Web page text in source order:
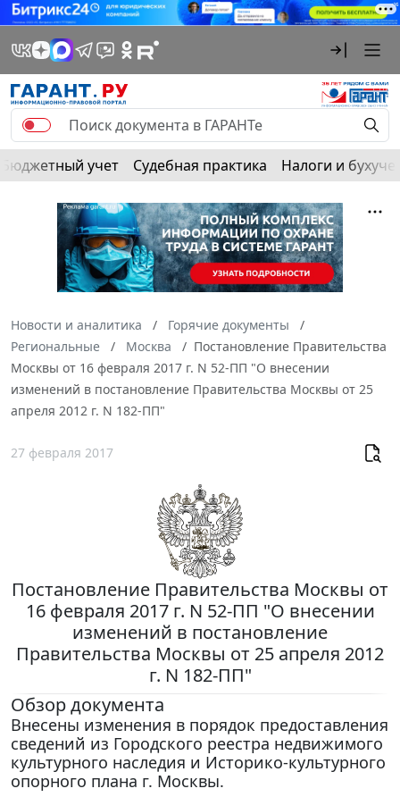
Бюджетный учет Судебная практика Налоги и
Новости и аналитика
Горячие документы
Региональные
Москва
Постановление Правительства
Москвы от 16 февраля 2017 г. N 52-ПП "О внесении
изменений в постановление Правительства Москвы от 25
апреля 2012 г. N 182-ПП"
27 февраля 2017
Постановление Правительства Москвы от
16 февраля 2017 г. N 52-ПП "О внесении
изменений в постановление
Правительства Москвы от 25 апреля 2012
г. N 182-ПП"
Обзор документа
Внесены изменения в порядок предоставления
сведений из Городского реестра недвижимого
культурного наследия и Историко-культурного
опорного плана г. Москвы.